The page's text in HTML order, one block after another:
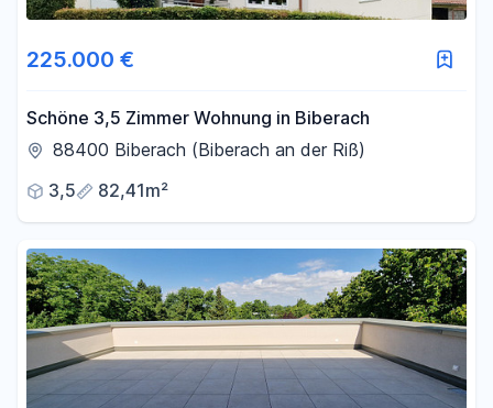
225.000 €
Schöne 3,5 Zimmer Wohnung in Biberach
88400 Biberach (Biberach an der Riß)
3,5
82,41m²